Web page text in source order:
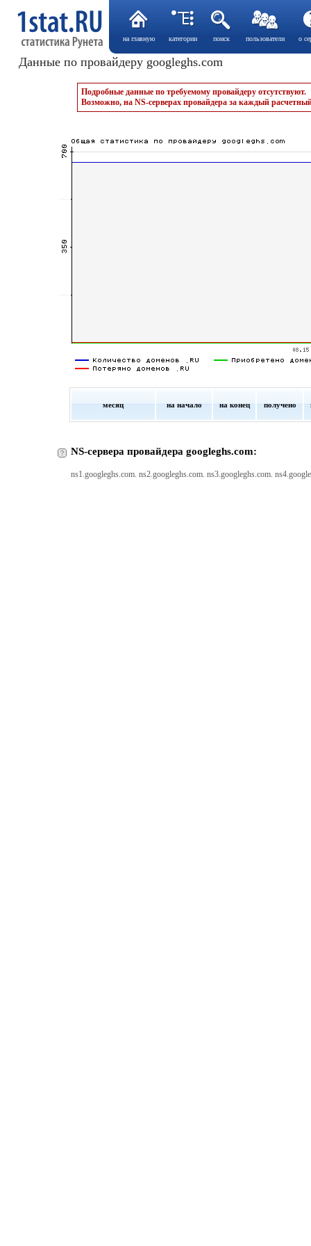
на главную категории поиск пользователи о
Данные по провайдеру googleghs.com
Подробные данные по требуемому провайдеру отсутствуют.
Возможно, на NS-серверах провайдера за каждый
месяц на начало на конец получено
NS-сервера провайдера googleghs.com:
ns1.googleghs.com. ns2.googleghs.com. ns3.googleghs.com.